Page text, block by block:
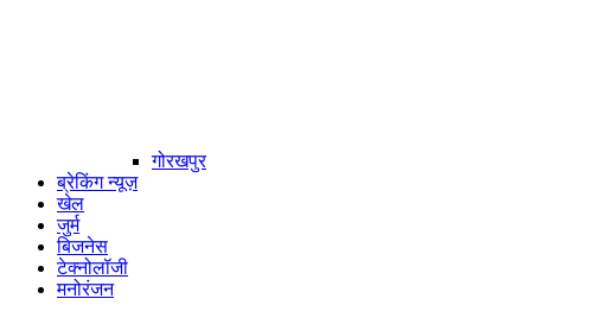
गोरखपुर
ब्रेकिंग न्यूज़
खेल
जुर्म
बिजनेस
टेक्नोलॉजी
मनोरंजन